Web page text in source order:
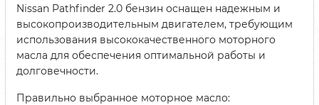
Nissan Pathfinder 2.0 бензин оснащен надежным и
высокопроизводительным двигателем, требующим
использования высококачественного моторного
масла для обеспечения оптимальной работы и
долговечности.
Правильно выбранное моторное масло: